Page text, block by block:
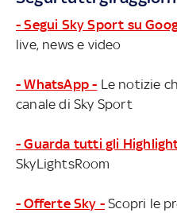
- Segui Sky Sport su
live, news e video
- WhatsApp - Le notizie
canale di Sky Sport
- Guarda tutti gli
SkyLightsRoom
- Offerte Sky - Scopri le